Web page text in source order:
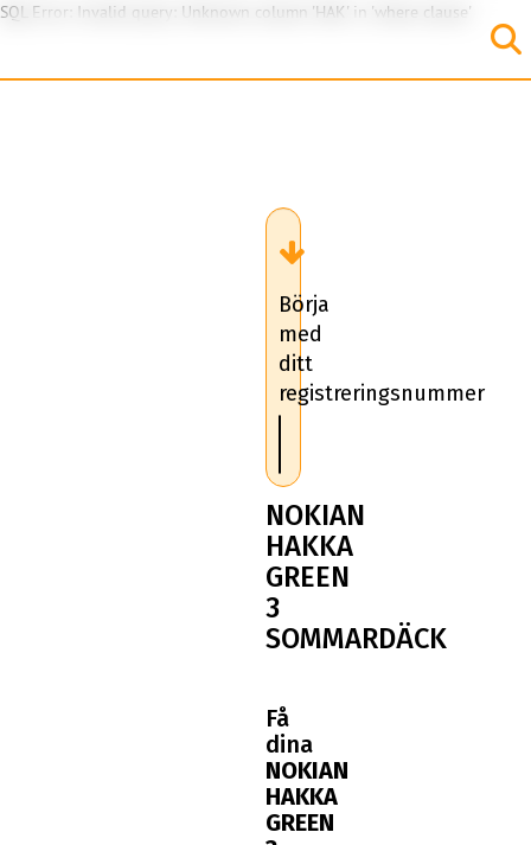
SQL Error: Invalid query: Unknown column 'HAK' in 'where clause'
Börja
med
ditt
registreringsnummer
NOKIAN
HAKKA
GREEN
3
SOMMARDÄCK
Få
dina
NOKIAN
HAKKA
GREEN